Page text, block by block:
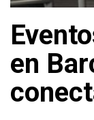
en